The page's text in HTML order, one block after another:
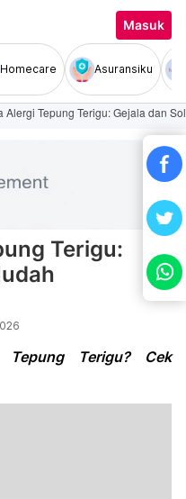
Masuk
Homecare Asuransiku
Alergi Tepung Terigu: Gejala dan
Terigu:
Terigu? Cek